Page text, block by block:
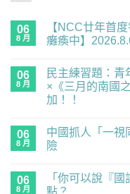
06
8 月
【NCC廿年首
癱瘓中】
廿
首
度
員，
經
民
要
留
言
06
8 月
民主練習題：青
×《三月的南國
加！！
主
練
習
世
留
言
06
8 月
中國抓人「一視
險
抓
言
06
8 月
「你可以說『
點？